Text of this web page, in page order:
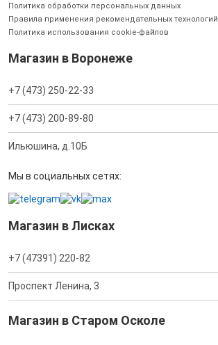
Политика обработки персональных данных
Правила применения рекомендательных технологий
Политика использования cookie-файлов
Магазин в Воронеже
+7 (473) 250-22-33
+7 (473) 200-89-80
Ильюшина, д.10Б
Мы в социальных сетях:
Магазин в Лисках
+7 (47391) 220-82
Проспект Ленина, 3
Магазин в Старом Осколе